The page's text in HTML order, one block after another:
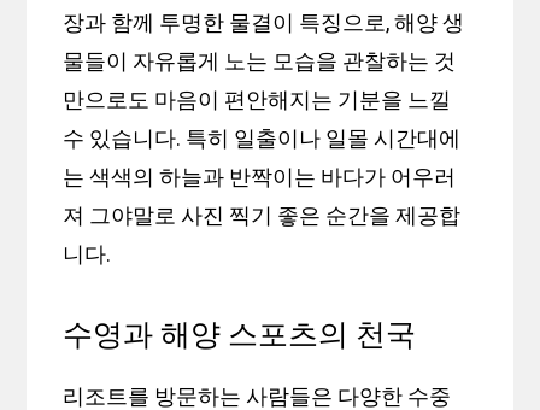
장과 함께 투명한 물결이 특징으로, 해양 생
물들이 자유롭게 노는 모습을 관찰하는 것
만으로도 마음이 편안해지는 기분을 느낄
수 있습니다. 특히 일출이나 일몰 시간대에
는 색색의 하늘과 반짝이는 바다가 어우러
져 그야말로 사진 찍기 좋은 순간을 제공합
니다.
수영과 해양 스포츠의 천국
리조트를 방문하는 사람들은 다양한 수중